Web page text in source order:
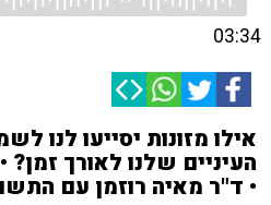
03:34
אילו מזונות יסייעו לנו
העיניים שלנו לאורך
• ד"ר מאיה רוזמן עם